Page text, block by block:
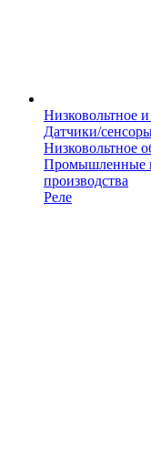
Низковольтное
Датчики/
Низковольтное
Промышленные
производства
Реле